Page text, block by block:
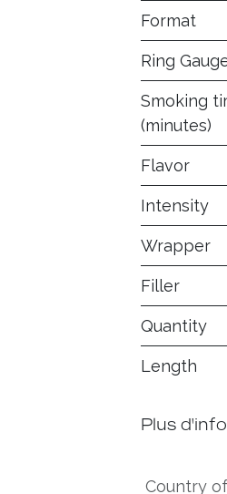
Format
Ring
Smoking
(minutes)
Flavor
Intensity
Wrapper
Filler
Quantity
Length
Plus
Country